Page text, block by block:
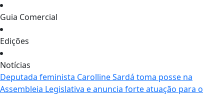
Guia Comercial
Edições
Notícias
Deputada feminista Carolline Sardá toma posse na
Assembleia Legislativa e anuncia forte atuação para o